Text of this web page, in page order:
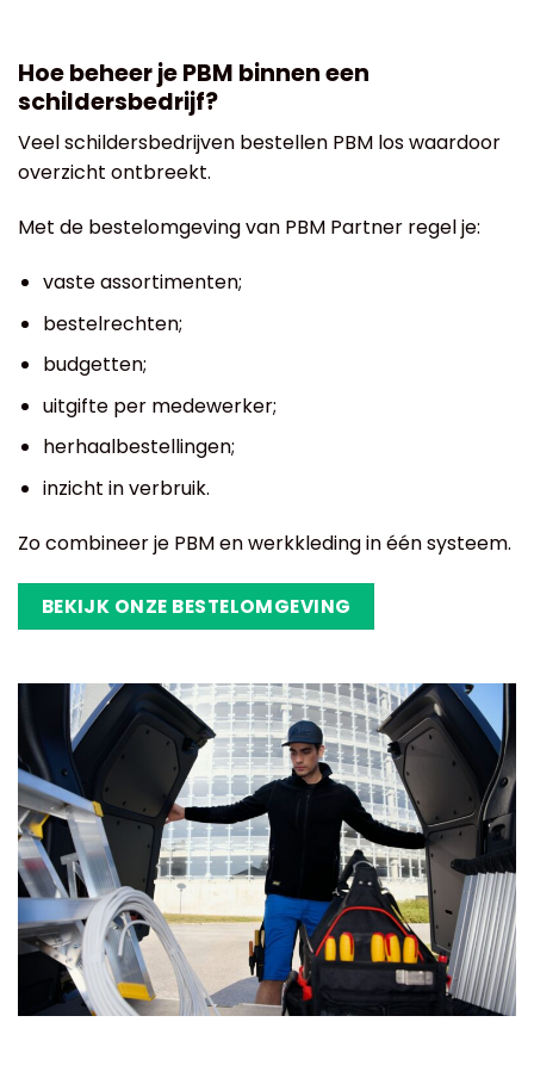
Hoe beheer je PBM binnen een
schildersbedrijf?
Veel schildersbedrijven bestellen PBM los waardoor
overzicht ontbreekt.
Met de bestelomgeving van PBM Partner regel je:
vaste assortimenten;
bestelrechten;
budgetten;
uitgifte per medewerker;
herhaalbestellingen;
inzicht in verbruik.
Zo combineer je PBM en werkkleding in één systeem.
BEKIJK ONZE BESTELOMGEVING